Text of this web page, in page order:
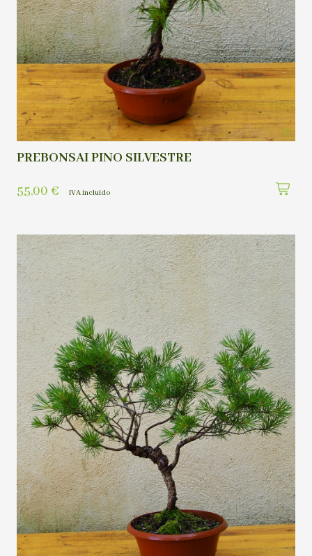
PREBONSAI PINO SILVESTRE
55,00 € IVA incluído